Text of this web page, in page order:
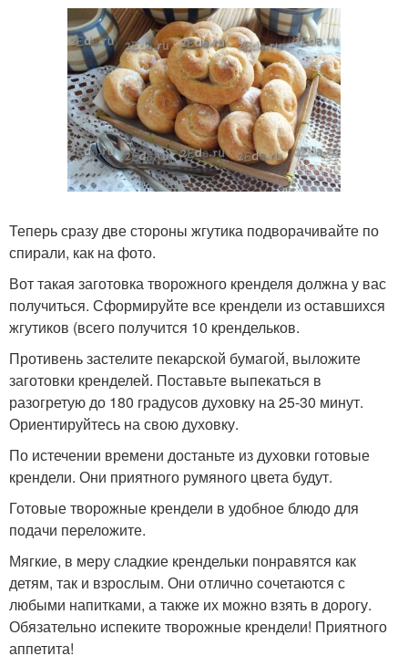
Теперь сразу две стороны жгутика подворачивайте по
спирали, как на фото.
Вот такая заготовка творожного кренделя должна у вас
получиться. Сформируйте все крендели из оставшихся
жгутиков (всего получится 10 крендельков.
Противень застелите пекарской бумагой, выложите
заготовки кренделей. Поставьте выпекаться в
разогретую до 180 градусов духовку на 25-30 минут.
Ориентируйтесь на свою духовку.
По истечении времени достаньте из духовки готовые
крендели. Они приятного румяного цвета будут.
Готовые творожные крендели в удобное блюдо для
подачи переложите.
Мягкие, в меру сладкие крендельки понравятся как
детям, так и взрослым. Они отлично сочетаются с
любыми напитками, а также их можно взять в дорогу.
Обязательно испеките творожные крендели! Приятного
аппетита!